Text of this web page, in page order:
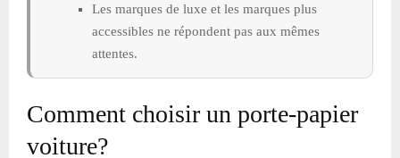
Les marques de luxe et les marques plus
accessibles ne répondent pas aux mêmes
attentes.
Comment choisir un porte-papier
voiture?